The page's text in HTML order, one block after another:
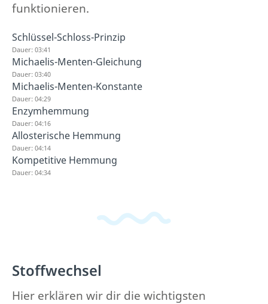
funktionieren.
Schlüssel-Schloss-Prinzip
Dauer: 03:41
Michaelis-Menten-Gleichung
Dauer: 03:40
Michaelis-Menten-Konstante
Dauer: 04:29
Enzymhemmung
Dauer: 04:16
Allosterische Hemmung
Dauer: 04:14
Kompetitive Hemmung
Dauer: 04:34
Stoffwechsel
Hier erklären wir dir die wichtigsten